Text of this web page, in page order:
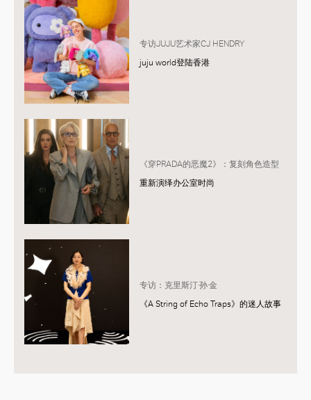
专访JUJU艺术家CJ HENDRY
juju world登陆香港
《穿PRADA的恶魔2》：复刻角色造型
重新演绎办公室时尚
专访：克里斯汀·孙·金
《A String of Echo Traps》的迷人故事